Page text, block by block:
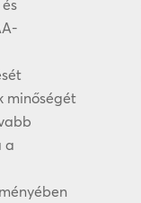
minőségét
a